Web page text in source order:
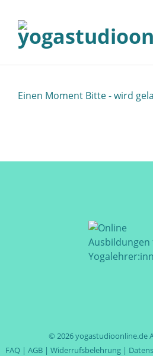
Einen Moment Bitte - wird
© 2026yogastudioonline.de
FAQ| AGB| Widerrufsbelehrung|